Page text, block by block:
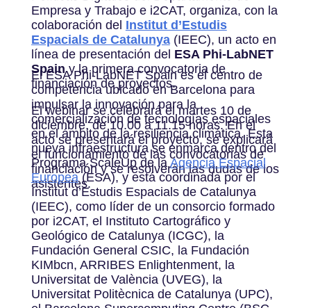
Empresa y Trabajo e i2CAT, organiza, con la
colaboración del Institut d’Estudis
Espacials de Catalunya(IEEC), un acto en
línea de presentación del ESA Phi-LabNET
Spainy la primera convocatoria de
financiación de proyectos.
El webinar se celebrará el martes 10 de
diciembre, de 10.00 a 11.15 horas. En el
acto se presentará el proyecto, se explicará
el funcionamiento de las convocatorias de
financiación y se resolverán las dudas de los
asistentes.
El ESA Phi-LabNET Spain es el centro de
competencia ubicado en Barcelona para
impulsar la innovación para la
comercialización de tecnologías espaciales
en el ámbito de la resiliencia climática. Esta
nueva infraestructura se enmarca dentro del
Programa ScaleUp de la Agencia Espacial
Europea(ESA), y está coordinada por el
Institut d’Estudis Espacials de Catalunya
(IEEC), como líder de un consorcio formado
por i2CAT, el Instituto Cartográfico y
Geológico de Catalunya (ICGC), la
Fundación General CSIC, la Fundación
KIMbcn, ARRIBES Enlightenment, la
Universitat de València (UVEG), la
Universitat Politècnica de Catalunya (UPC),